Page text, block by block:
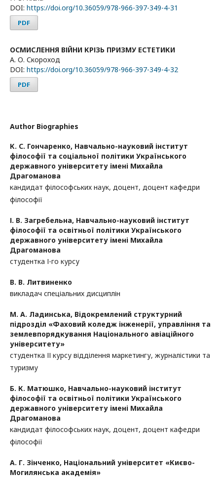
DOI: https://doi.org/10.36059/978-966-397-349-4-31
PDF
ОСМИСЛЕННЯ ВІЙНИ КРІЗЬ ПРИЗМУ ЕСТЕТИКИ
А. О. Скороход
DOI: https://doi.org/10.36059/978-966-397-349-4-32
PDF
Author Biographies
К. С. Гончаренко, Навчально-науковий інститут
філософії та соціальної політики Українського
державного університету імені Михайла
Драгоманова
кандидат філософських наук, доцент, доцент кафедри
філософії
І. В. Загребельна, Навчально-науковий інститут
філософії та освітньої політики Українського
державного університету імені Михайла
Драгоманова
студентка І-го курсу
В. В. Литвиненко
викладач спеціальних дисциплін
М. А. Ладинська, Відокремлений структурний
підрозділ «Фаховий коледж інженерії, управління та
землевпорядкування Національного авіаційного
університету»
студентка ІІ курсу відділення маркетингу, журналістики та
туризму
Б. К. Матюшко, Навчально-науковий інститут
філософії та освітньої політики Українського
державного університету імені Михайла
Драгоманова
кандидат філософських наук, доцент, доцент кафедри
філософії
А. Г. Зінченко, Національний університет «Києво-
Могилянська академія»